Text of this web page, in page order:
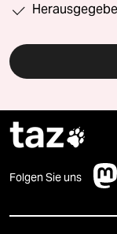
taz
Folgen Sie uns